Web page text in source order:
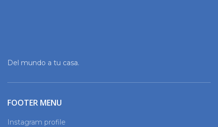
Del mundo a tu casa.
FOOTER MENU
Instagram profile